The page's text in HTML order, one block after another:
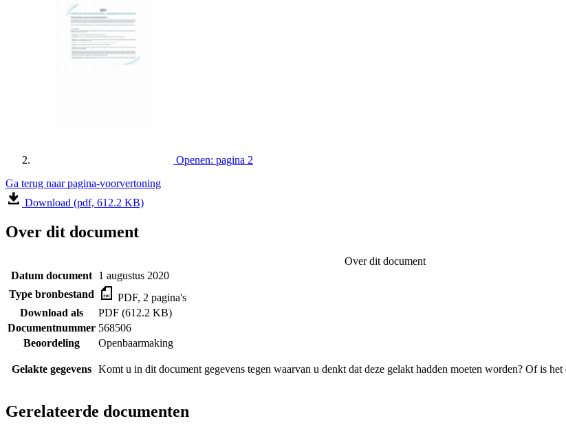
Openen: pagina 2
Ga terug naar pagina-voorvertoning
Download (pdf, 612.2 KB)
Over dit document
Over dit document
Datum document 1 augustus 2020
Type bronbestand
PDF, 2 pagina's
Download als
PDF (612.2 KB)
Documentnummer 568506
Beoordeling
Openbaarmaking
Gelakte gegevens Komt u in dit document gegevens tegen waarvan u denkt dat deze gelakt hadden moeten worden? Of is het
Gerelateerde documenten